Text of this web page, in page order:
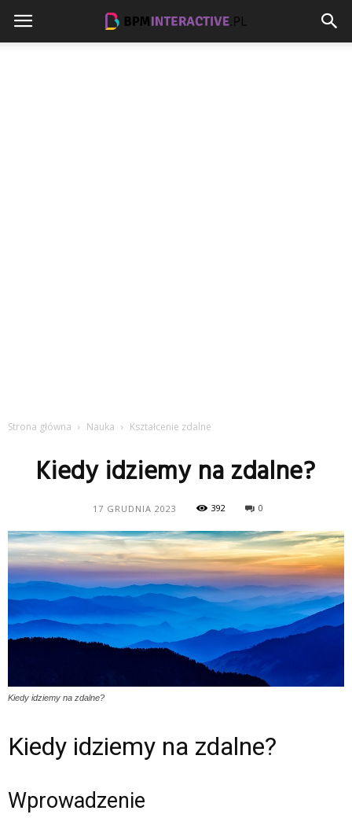
Strona główna Nauka Kształcenie zdalne
Kiedy idziemy na zdalne?
17 GRUDNIA 2023 392 0
Kiedy idziemy na zdalne?
Kiedy idziemy na zdalne?
Wprowadzenie